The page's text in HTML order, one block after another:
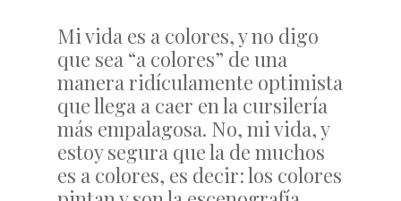
Mi vida es a colores, y no digo
que sea “a colores” de una
manera ridículamente optimista
que llega a caer en la cursilería
más empalagosa. No, mi vida, y
estoy segura que la de muchos
es a colores, es decir: los colores